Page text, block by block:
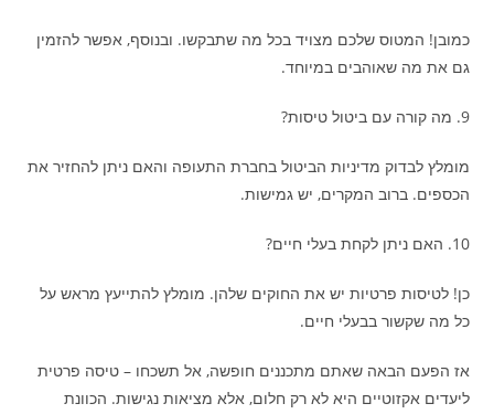
כמובן! המטוס שלכם מצויד בכל מה שתבקשו. ובנוסף, אפשר להזמין
גם את מה שאוהבים במיוחד.
9. מה קורה עם ביטול טיסות?
מומלץ לבדוק מדיניות הביטול בחברת התעופה והאם ניתן להחזיר את
הכספים. ברוב המקרים, יש גמישות.
10. האם ניתן לקחת בעלי חיים?
כן! לטיסות פרטיות יש את החוקים שלהן. מומלץ להתייעץ מראש על
כל מה שקשור בבעלי חיים.
אז הפעם הבאה שאתם מתכננים חופשה, אל תשכחו – טיסה פרטית
ליעדים אקזוטיים היא לא רק חלום, אלא מציאות נגישות. הכוונת